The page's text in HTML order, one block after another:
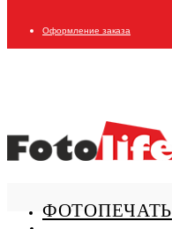
Оформление заказа
ФОТОПЕЧАТЬ